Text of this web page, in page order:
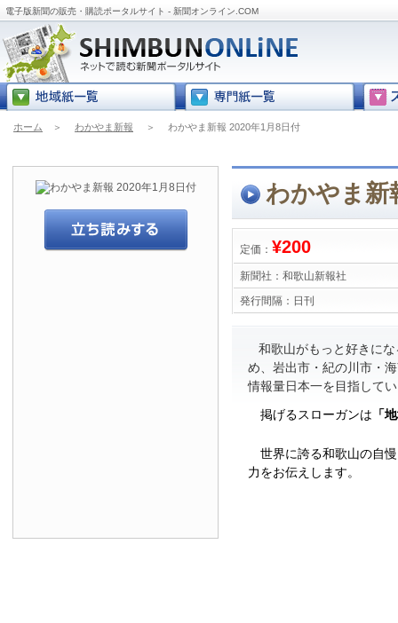
電子版新聞の販売・購読ポータルサイト - 新聞オンライン.COM
ホーム ＞ わかやま新報 ＞ わかやま新報 2020年1月8日付
わかやま新
定価： ¥200
新聞社： 和歌山新報社
発行間隔： 日刊
和歌山がもっと好きに
め、岩出市・紀の川市・
情報量日本一を目指して
掲げるスローガンは 「
世界に誇る和歌山の自
力をお伝えします。